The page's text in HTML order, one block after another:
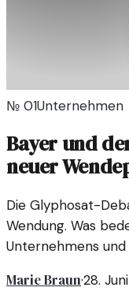
№ 01Unternehmen
Bayer und
neuer
Die Glyphosat-
Wendung. Was
Unternehmens
Marie Braun·28.